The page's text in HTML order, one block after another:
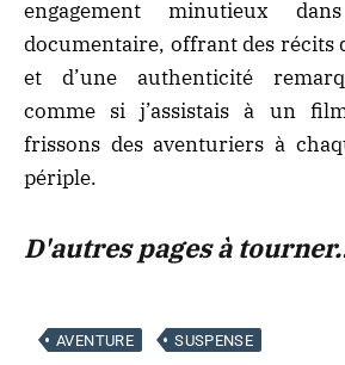
engagement minutieux
documentaire, offrant des récits
et d’une authenticité
comme si j’assistais à un
frissons des aventuriers à
périple.
D'autres pages à
AVENTURE SUSPENSE